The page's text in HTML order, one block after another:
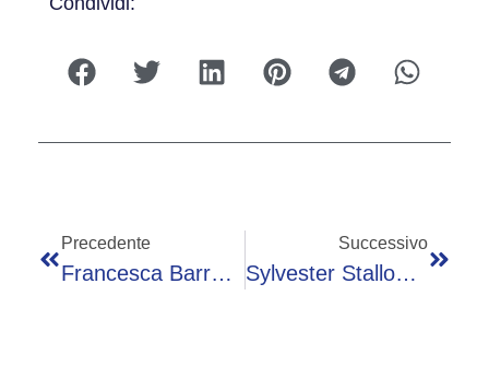
Precedente
Francesca Barra Lascia ‘4 Di Sera Weekend’, L’annuncio: “La Mia Famiglia Ha Bisogno Di Me”
Successivo
Sylvester Stallone Compie 80 Anni, Dall’Adriana Di Rocky Al Vietnam Di Rambo: Tutte Le Sue Scene Cult